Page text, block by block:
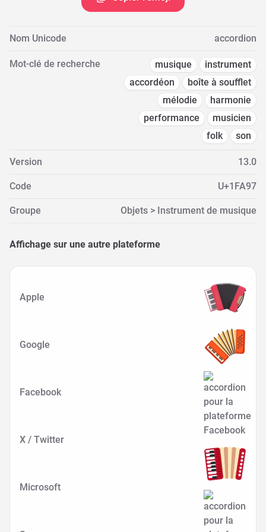
Nom Unicode accordion
Mot-clé de recherche musique
instrument
accordéon
boîte à soufflet
mélodie
harmonie
performance
musicien
folk
son
Version 13.0
Code U+1FA97
Groupe Objets > Instrument de musique
Affichage sur une autre plateforme
Apple
Google
Facebook
X / Twitter
Microsoft